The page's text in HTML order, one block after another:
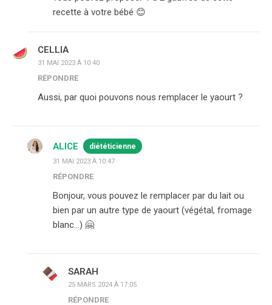
recette à votre bébé 😊
CELLIA
31 MAI 2023 À 10:40
RÉPONDRE
Aussi, par quoi pouvons nous remplacer le yaourt ?
ALICE diététicienne
31 MAI 2023 À 10:47
RÉPONDRE
Bonjour, vous pouvez le remplacer par du lait ou
bien par un autre type de yaourt (végétal, fromage
blanc…) 🤗
SARAH
25 MARS 2024 À 17:05
RÉPONDRE